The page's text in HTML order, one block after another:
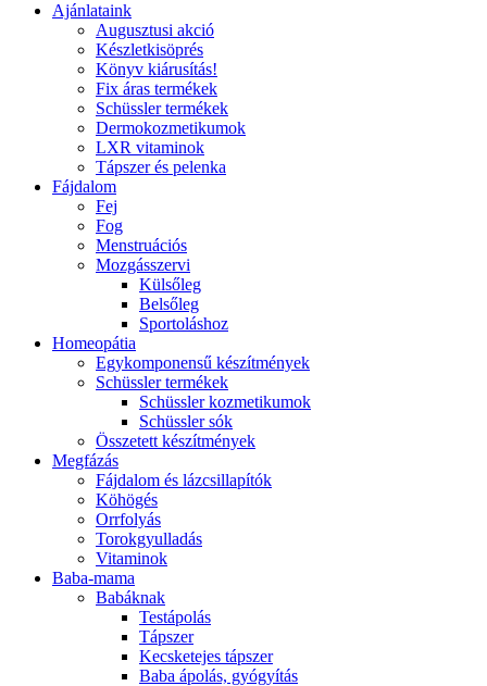
Ajánlataink
Augusztusi akció
Készletkisöprés
Könyv kiárusítás!
Fix áras termékek
Schüssler termékek
Dermokozmetikumok
LXR vitaminok
Tápszer és pelenka
Fájdalom
Fej
Fog
Menstruációs
Mozgásszervi
Külsőleg
Belsőleg
Sportoláshoz
Homeopátia
Egykomponensű készítmények
Schüssler termékek
Schüssler kozmetikumok
Schüssler sók
Összetett készítmények
Megfázás
Fájdalom és lázcsillapítók
Köhögés
Orrfolyás
Torokgyulladás
Vitaminok
Baba-mama
Babáknak
Testápolás
Tápszer
Kecsketejes tápszer
Baba ápolás, gyógyítás